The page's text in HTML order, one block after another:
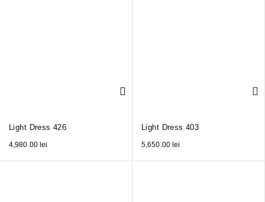
Light Dress 426
4,980.00lei
Light Dress 403
5,650.00lei